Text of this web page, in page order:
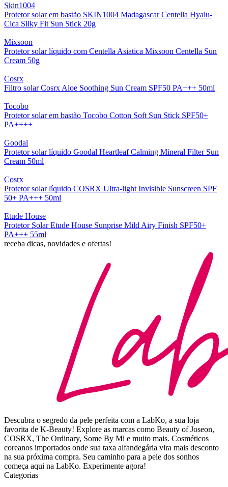
Skin1004
Protetor solar em bastão SKIN1004 Madagascar Centella Hyalu-
Cica Silky Fit Sun Stick 20g
Mixsoon
Protetor solar líquido com Centella Asiatica Mixsoon Centella Sun
Cream 50g
Cosrx
Filtro solar Cosrx Aloe Soothing Sun Cream SPF50 PA+++ 50ml
Tocobo
Protetor solar em bastão Tocobo Cotton Soft Sun Stick SPF50+
PA++++
Goodal
Protetor solar líquido Goodal Heartleaf Calming Mineral Filter Sun
Cream 50ml
Cosrx
Protetor solar líquido COSRX Ultra-light Invisible Sunscreen SPF
50+ PA+++ 50ml
Etude House
Protetor Solar Etude House Sunprise Mild Airy Finish SPF50+
PA+++ 55ml
receba dicas, novidades e ofertas!
Descubra o segredo da pele perfeita com a LabKo, a sua loja
favorita de K-Beauty! Explore as marcas como Beauty of Joseon,
COSRX, The Ordinary, Some By Mi e muito mais. Cosméticos
coreanos importados onde sua taxa alfandegária vira mais desconto
na sua próxima compra. Seu caminho para a pele dos sonhos
começa aqui na LabKo. Experimente agora!
Categorias